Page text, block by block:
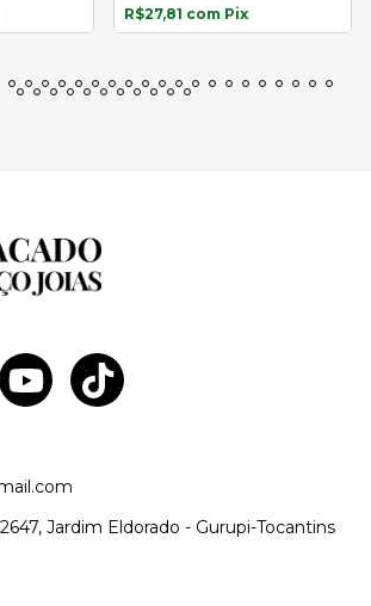
R$27,81 com Pix
Jardim Eldorado - Gurupi-Tocantins